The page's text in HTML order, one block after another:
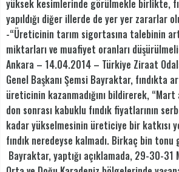
yüksek kesimlerinde görülmekle birlikte,
yapıldığı diğer illerde de yer yer zararlar
-“Üreticinin tarım sigortasına talebinin
miktarları ve muafiyet oranları
Ankara – 14.04.2014 – Türkiye Ziraat
Genel Başkanı Şemsi Bayraktar, fındıkta
üreticinin kazanmadığını bildirerek, “Mart
don sonrası kabuklu fındık fiyatlarının
kadar yükselmesinin üreticiye bir katkısı
fındık neredeyse kalmadı. Birkaç bin tonu
Bayraktar, yaptığı açıklamada, 29-30-